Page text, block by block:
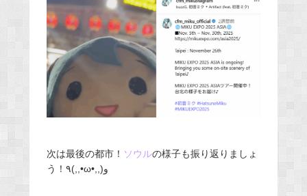
次は最後の都市！ ソウルの様子も振り返りましょ
う！٩(,,•ω•,,)و